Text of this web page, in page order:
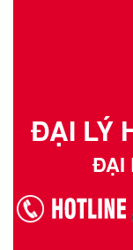
ĐẠI LÝ
ĐẠI